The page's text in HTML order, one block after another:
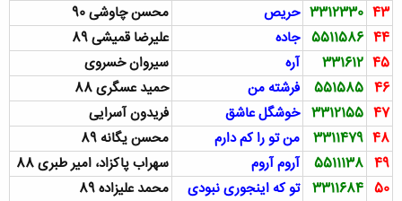
43
3312330 حریص
محسن چاوشی 90
44
5511586 جاده
علیرضا قمیشی 89
45
331612 آره
سیروان خسروی
46
551585 فرشته من
حمید عسگری 88
47
3312155 خوشگل عاشق
فریدون آسرایی
48
3311479 من تو را کم دارم
محسن يگانه 89
49
5511138 آروم آروم
سهراب پاکزاد، امیر طبری 88
50
3311684 تو که اینجوری نبودی محمد علیزاده 89